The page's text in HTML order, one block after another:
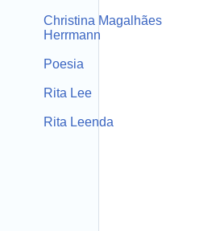
Christina Magalhães
Herrmann
Poesia
Rita Lee
Rita Leenda